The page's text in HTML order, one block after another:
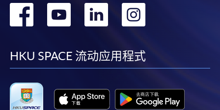
转
facebook
转
youtube
转
linkedin
HKU SPACE 流动应用程式